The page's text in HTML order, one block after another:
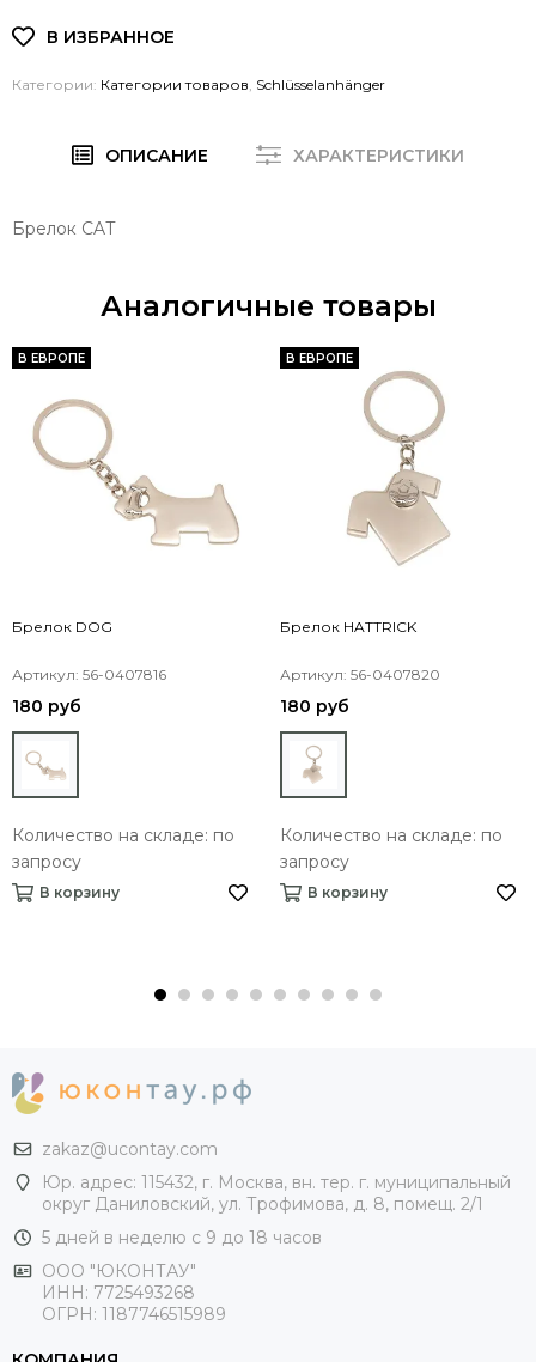
Категории: Категории товаров Schlüsselanhänger
ОПИСАНИЕ ХАРАКТЕРИСТИКИ
Брелок CAT
Аналогичные товары
В ЕВРОПЕ
Брелок DOG
Артикул: 56-0407816
180 руб
Количество на складе: по
запросу
В корзину
В ЕВРОПЕ
Брелок HATTRICK
Артикул: 56-0407820
180 руб
Количество на складе: по
запросу
В корзину
zakaz@ucontay.com
Юр. адрес: 115432, г. Москва, вн. тер. г. муниципальный
округ Даниловский, ул. Трофимова, д. 8, помещ. 2/1
5 дней в неделю с 9 до 18 часов
ООО "ЮКОНТАУ"
ИНН: 7725493268
ОГРН: 1187746515989